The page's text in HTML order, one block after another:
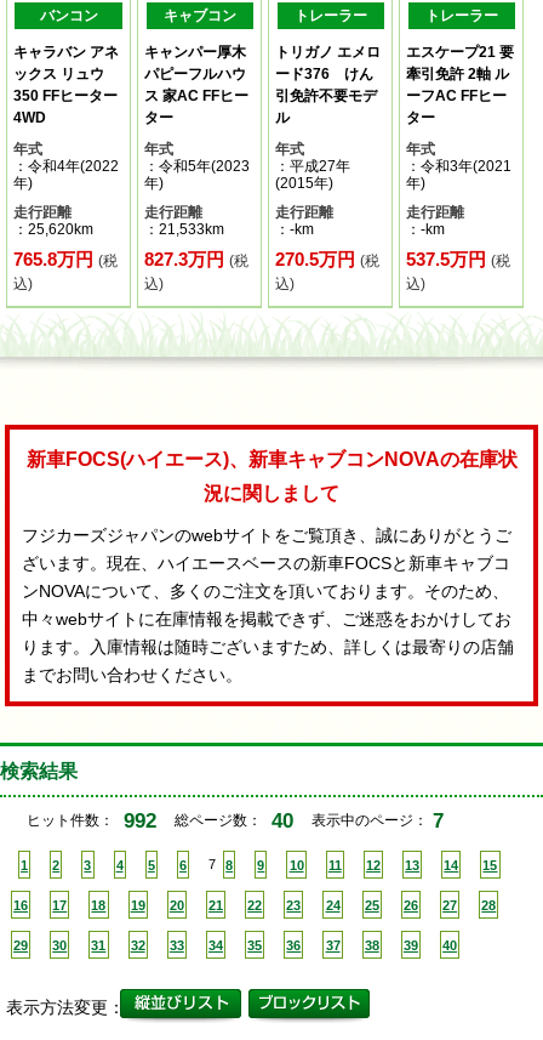
バンコン
キャラバン アネ
ックス リュウ
350 FFヒーター
4WD
年式
：令和4年(2022
年)
走行距離
：25,620km
765.8万円 (税
込)
キャブコン
キャンパー厚木
パピーフルハウ
ス 家AC FFヒー
ター
年式
：令和5年(2023
年)
走行距離
：21,533km
827.3万円(税
込)
トレーラー
トリガノ エメロ
ード376 けん
引免許不要モデ
ル
年式
：平成27年
(2015年)
走行距離
：-km
270.5万円(税
込)
トレーラー
エスケープ21 要
牽引免許 2軸 ル
ーフAC FFヒー
ター
年式
：令和3年(2021
年)
走行距離
：-km
537.5万円(税
込)
新車FOCS(ハイエース)、新車キャブコンNOVAの在庫状
況に関しまして
フジカーズジャパンのwebサイトをご覧頂き、誠にありがとうご
ざいます。現在、ハイエースベースの新車FOCSと新車キャブコ
ンNOVAについて、多くのご注文を頂いております。そのため、
中々webサイトに在庫情報を掲載できず、ご迷惑をおかけしてお
ります。入庫情報は随時ございますため、詳しくは最寄りの店舗
までお問い合わせください。
検索結果
ヒット件数： 992 総ページ数： 40 表示中のページ： 7
1 2 3 4 5 6 7 8 9 10 11 12 13 14 15
16 17 18 19 20 21 22 23 24 25 26 27 28
29 30 31 32 33 34 35 36 37 38 39 40
表示方法変更：